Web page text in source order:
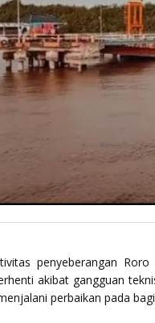
penyeberangan
akibat gangguan
perbaikan pada